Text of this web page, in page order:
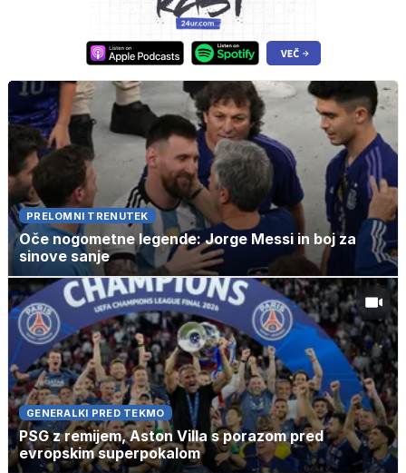
PRELOMNI TRENUTEK
Oče nogometne legende: Jorge Messi in boj za
sinove sanje
GENERALKI PRED TEKMO
PSG z remijem, Aston Villa s porazom pred
evropskim superpokalom